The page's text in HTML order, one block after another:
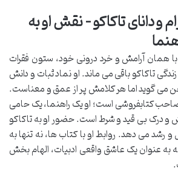
و دانای تاکاکو – نقش او به
همان آرامش و خرد درونی خود، ستون فقرات
تاکاکو باقی می ماند. او نماد ثبات و دانش
می گوید اما هر کلامش پر از عمق و معناست.
کتابفروشی است؛ او یک راهنما، یک حامی
و درک بی قید و شرط است. حضور او به تاکاکو
رشد می دهد. روابط او با کتاب ها، نه تنها به
به عنوان یک عاشق واقعی ادبیات، الهام بخش